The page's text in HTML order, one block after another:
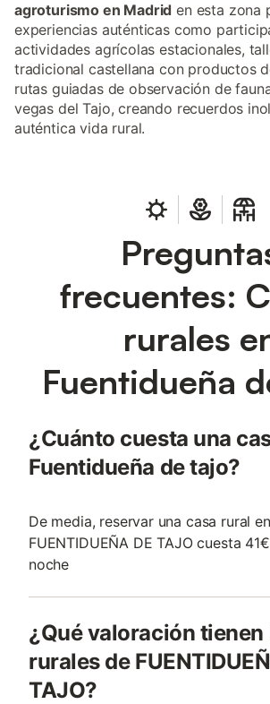
agroturismo en Madrid en esta zona
experiencias auténticas como
actividades agrícolas estacionales,
tradicional castellana con productos
rutas guiadas de observación de
vegas del Tajo, creando recuerdos
auténtica vida rural.
frecuentes:
rurales
Fuentidueña
¿Cuánto cuesta una
Fuentidueña de tajo?
De media, reservar una casa rural en
FUENTIDUEÑA DE TAJO cuesta
noche
¿Qué valoración tienen
rurales de
TAJO?